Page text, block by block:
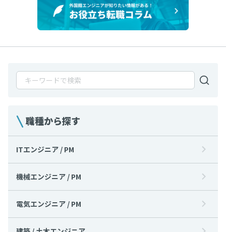
職種から探す
ITエンジニア / PM
機械エンジニア / PM
電気エンジニア / PM